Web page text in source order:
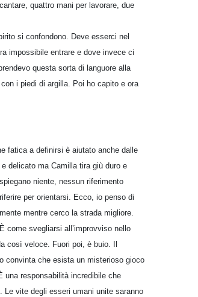
quattro mani per lavorare, due
si confondono. Deve esserci nel
impossibile entrare e dove invece ci
questa sorta di languore alla
i piedi di argilla. Poi ho capito e ora
fatica a definirsi è aiutato anche dalle
delicato ma Camilla tira giù duro e
niente, nessun riferimento
per orientarsi. Ecco, io penso di
mentre cerco la strada migliore.
come svegliarsi all’improvviso nello
così veloce. Fuori poi, è buio. Il
convinta che esista un misterioso gioco
responsabilità incredibile che
vite degli esseri umani unite saranno